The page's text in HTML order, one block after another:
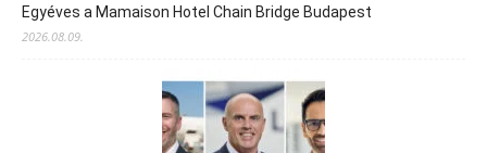
Egyéves a Mamaison Hotel Chain Bridge Budapest
2026.08.09.